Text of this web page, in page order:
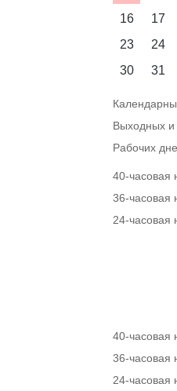
16
17
23
24
30
31
Выходных и
Рабочих
40-часовая
36-часовая
24-часовая
40-часовая
36-часовая
24-часовая